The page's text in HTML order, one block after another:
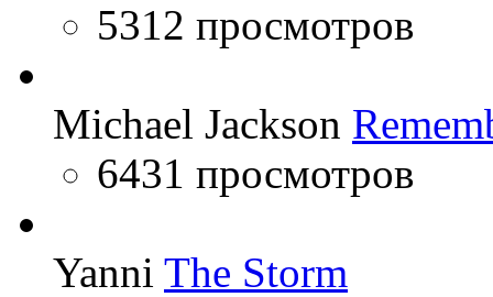
5312 просмотров
Michael Jackson
6431 просмотров
Yanni The Storm